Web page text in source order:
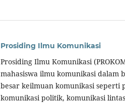
Prosiding Ilmu Komunikasi
Prosiding Ilmu Komunikasi
mahasiswa ilmu komunikasi dalam
besar keilmuan komunikasi seperti
komunikasi politik, komunikasi